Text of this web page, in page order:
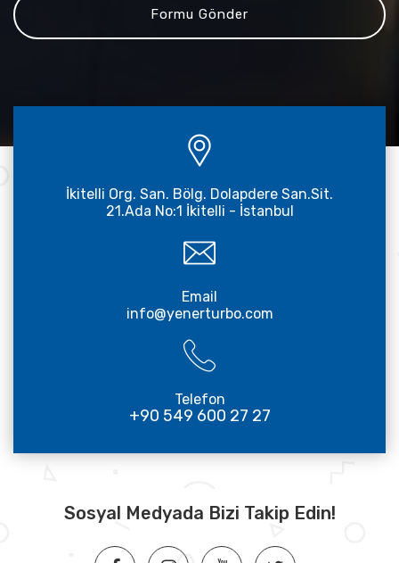
İkitelli Org. San. Bölg. Dolapdere San.Sit.
21.Ada No:1 İkitelli - İstanbul
Email
info@yenerturbo.com
Telefon
+90 549 600 27 27
Sosyal Medyada Bizi Takip Edin!